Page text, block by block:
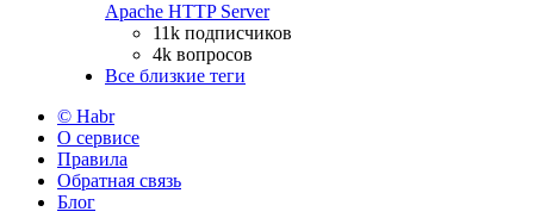
Apache HTTP Server
11k подписчиков
4k вопросов
Все близкие теги
© Habr
О сервисе
Правила
Обратная связь
Блог